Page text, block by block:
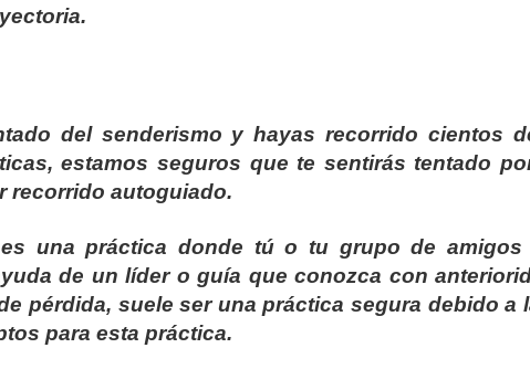
del senderismo y hayas recorrido cientos
estamos seguros que te sentirás tentado
recorrido autoguiado.
una práctica donde tú o tu grupo de amigos
de un líder o guía que conozca con
pérdida, suele ser una práctica segura debido a
para esta práctica.